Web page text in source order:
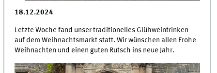
18.12.2024
Letzte Woche fand unser traditionelles Glühweintrinken
auf dem Weihnachtsmarkt statt. Wir wünschen allen Frohe
Weihnachten und einen guten Rutsch ins neue Jahr.